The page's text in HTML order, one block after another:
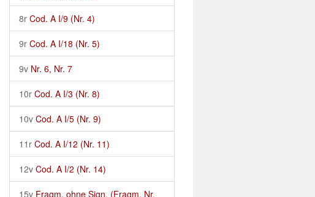
8r Cod. A I/9 (Nr. 4)
9r Cod. A I/18 (Nr. 5)
9v Nr. 6, Nr. 7
10r Cod. A I/3 (Nr. 8)
10v Cod. A I/5 (Nr. 9)
11r Cod. A I/12 (Nr. 11)
12v Cod. A I/2 (Nr. 14)
15v Fragm. ohne Sign. (Fragm. Nr.